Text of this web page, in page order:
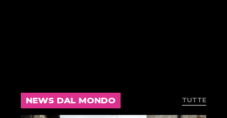
NEWS DAL MONDO TUTTE